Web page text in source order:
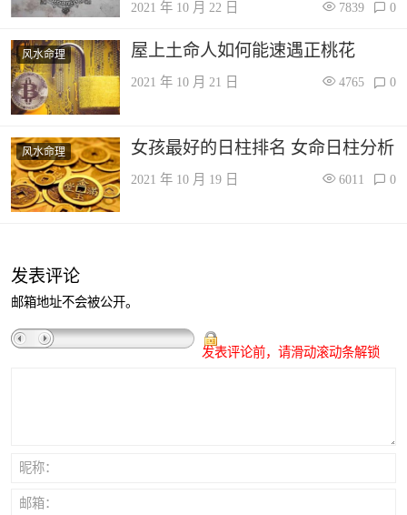
2021 年 10 月 22 日 7839 0
风水命理 屋上土命人如何能速遇正桃花
2021 年 10 月 21 日 4765 0
风水命理 女孩最好的日柱排名 女命日柱分析
2021 年 10 月 19 日 6011 0
发表评论
邮箱地址不会被公开。
发表评论前，请滑动滚动条解锁
昵称：
邮箱：